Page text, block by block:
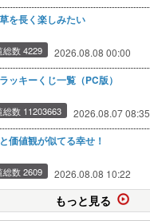
を長く楽しみたい
総数 4229 2026.08.08 00:00
ッキーくじ一覧（PC版）
総数 11203663 2026.08.07 08:35
価値観が似てる幸せ！
総数 2609 2026.08.08 10:22
もっと見る